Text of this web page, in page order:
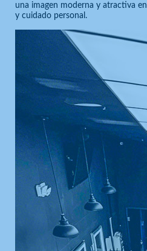
una imagen moderna y atractiva
y cuidado personal.